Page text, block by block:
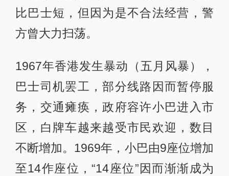
比巴士短，但因为是不合法经营，警
方曾大力扫荡。
1967年香港发生暴动（五月风暴），
巴士司机罢工，部分线路因而暂停服
务，交通瘫痪，政府容许小巴进入市
区，白牌车越来越受市民欢迎，数目
不断增加。1969年，小巴由9座位增加
至14作座位，“14座位”因而渐渐成为